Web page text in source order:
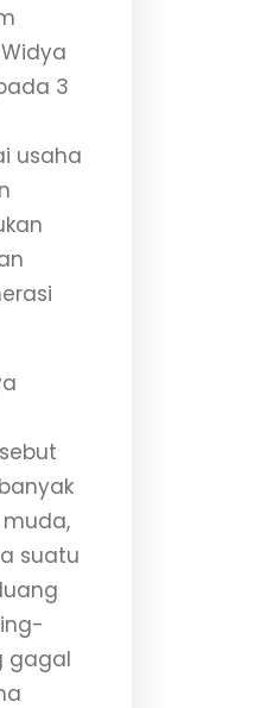
3
usaha
suatu
gagal